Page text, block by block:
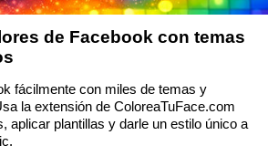
de Facebook con temas
fácilmente con miles de temas y
la extensión de ColoreaTuFace.com
aplicar plantillas y darle un estilo único a